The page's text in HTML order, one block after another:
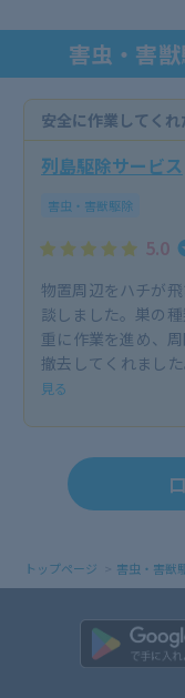
害虫・害
安全に作業してくれ
列島駆除サービス
害虫・害獣駆除
5.0
物置周辺をハチが
談しました。巣の
重に作業を進め、
撤去してくれまし
見る
トップページ 害虫・害獣